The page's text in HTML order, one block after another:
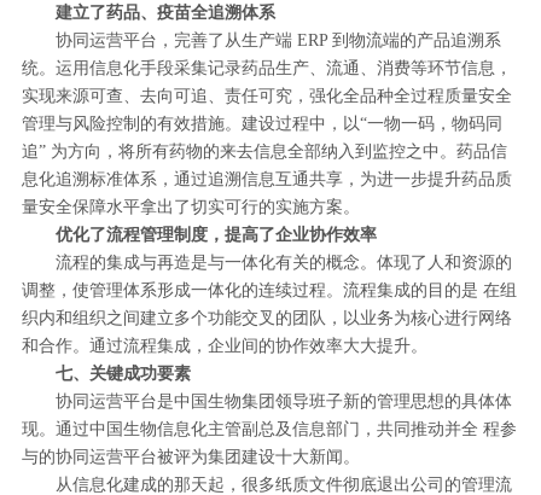
建立了药品、疫苗全追溯体系
协同运营平台，完善了从生产端 ERP 到物流端的产品追溯系
统。运用信息化手段采集记录药品生产、流通、消费等环节信息，
实现来源可查、去向可追、责任可究，强化全品种全过程质量安全
管理与风险控制的有效措施。建设过程中，以“一物一码，物码同
追” 为方向，将所有药物的来去信息全部纳入到监控之中。药品信
息化追溯标准体系，通过追溯信息互通共享，为进一步提升药品质
量安全保障水平拿出了切实可行的实施方案。
优化了流程管理制度，提高了企业协作效率
流程的集成与再造是与一体化有关的概念。体现了人和资源的
调整，使管理体系形成一体化的连续过程。流程集成的目的是 在组
织内和组织之间建立多个功能交叉的团队，以业务为核心进行网络
和合作。通过流程集成，企业间的协作效率大大提升。
七、关键成功要素
协同运营平台是中国生物集团领导班子新的管理思想的具体体
现。通过中国生物信息化主管副总及信息部门，共同推动并全 程参
与的协同运营平台被评为集团建设十大新闻。
从信息化建成的那天起，很多纸质文件彻底退出公司的管理流